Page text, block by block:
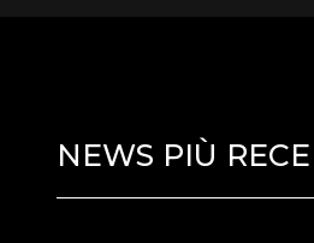
NEWS PIÙ